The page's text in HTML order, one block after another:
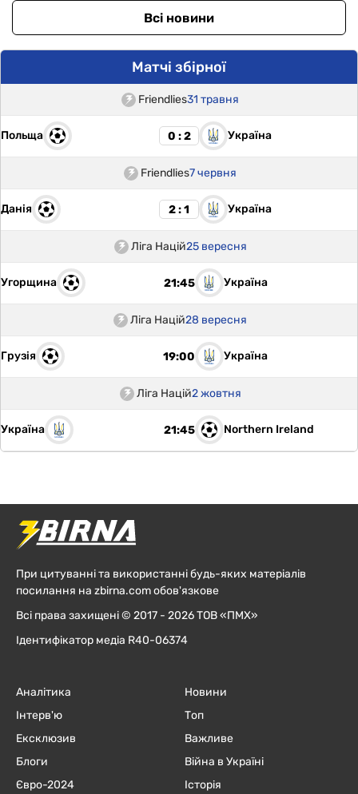
Всі новини
Матчі збірної
Friendlies31 травня
Польща 0 : 2 Україна
Friendlies7 червня
Данія 2 : 1 Україна
Ліга Націй25 вересня
Угорщина 21:45 Україна
Ліга Націй28 вересня
Грузія 19:00 Україна
Ліга Націй2 жовтня
Україна 21:45 Northern Ireland
При цитуванні та використанні будь-яких матеріалів
посилання на zbirna.com обов'язкове
Всі права захищені © 2017 - 2026 ТОВ «ПМХ»
Ідентифікатор медіа R40-06374
Аналітика
Інтерв'ю
Ексклюзив
Блоги
Євро-2024
Новини
Топ
Важливе
Війна в Україні
Історія